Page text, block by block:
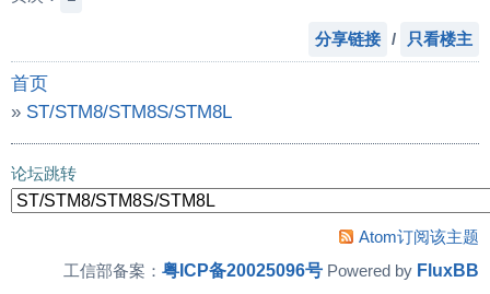
分享链接 / 只看楼主
首页
» ST/STM8/STM8S/STM8L
»STM8 写的 433Mhz 解码器
论坛跳转
Atom订阅该主题
工信部备案： 粤ICP备20025096号 Powered by FluxBB